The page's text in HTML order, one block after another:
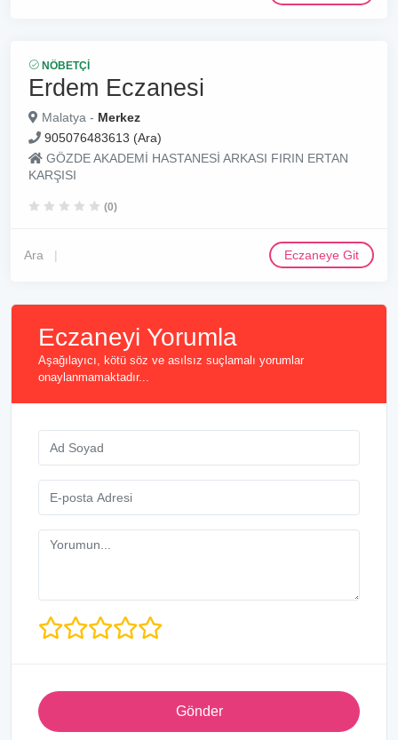
NÖBETÇI
Erdem Eczanesi
Malatya - Merkez
905076483613 (Ara)
GÖZDE AKADEMİ HASTANESİ ARKASI FIRIN ERTAN
KARŞISI
(0)
Ara Eczaneye Git
Eczaneyi Yorumla
Aşağılayıcı, kötü söz ve asılsız suçlamalı yorumlar
onaylanmamaktadır...
Gönder